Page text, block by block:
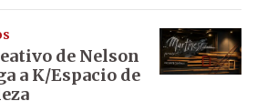
de Nelson
a K/Espacio de